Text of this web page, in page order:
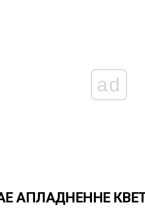
ad
АПЛАДНЕННЕ